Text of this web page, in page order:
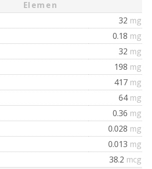
Elemen
32 mg
0.18 mg
32 mg
198 mg
417 mg
64 mg
0.36 mg
0.028 mg
0.013 mg
38.2 mcg